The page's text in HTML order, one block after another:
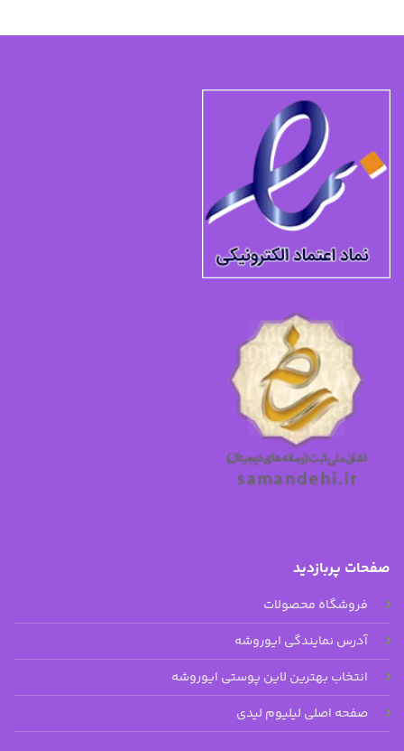
صفحات پربازدید
فروشگاه محصولات
آدرس نمایندگی ایوروشه
انتخاب بهترین لاین پوستی ایوروشه
صفحه اصلی لیلیوم لیدی